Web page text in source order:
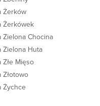
Żerków
Żerkówek
Zielona Chocina
Zielona Huta
Złe Mięso
Złotowo
Żychce